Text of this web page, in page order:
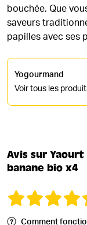
bouchée. Que
saveurs
papilles avec ses
Yogourmand
Voir tous les
Avis sur
banane bio x4
Comment